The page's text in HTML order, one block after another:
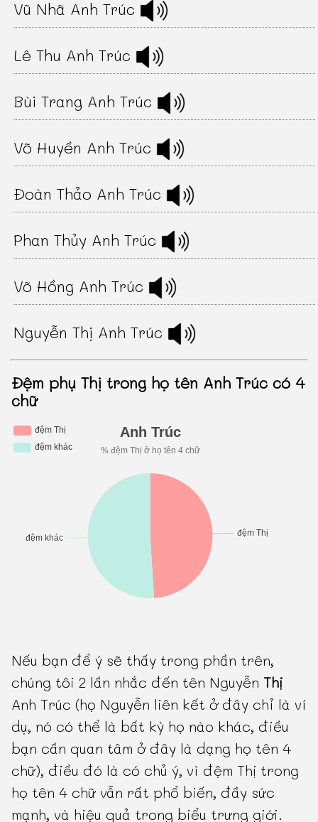
Vũ Nhã Anh Trúc
Lê Thu Anh Trúc
Bùi Trang Anh Trúc
Võ Huyền Anh Trúc
Đoàn Thảo Anh Trúc
Phan Thủy Anh Trúc
Võ Hồng Anh Trúc
Nguyễn Thị Anh Trúc
Đệm phụ Thị trong họ tên Anh Trúc có 4
chữ
Nếu bạn để ý sẽ thấy trong phần trên,
chúng tôi 2 lần nhắc đến tên Nguyễn Thị
Anh Trúc (họ Nguyễn liên kết ở đây chỉ là ví
dụ, nó có thể là bất kỳ họ nào khác, điều
bạn cần quan tâm ở đây là dạng họ tên 4
chữ), điều đó là có chủ ý, vì đệm Thị trong
họ tên 4 chữ vẫn rất phổ biến, đầy sức
mạnh, và hiệu quả trong biểu trưng giới.